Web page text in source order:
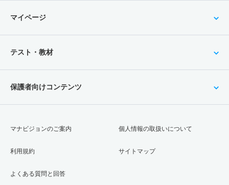
マイページ
テスト・教材
保護者向けコンテンツ
マナビジョンのご案内
利用規約
よくある質問と回答
個人情報の取扱いについて
サイトマップ